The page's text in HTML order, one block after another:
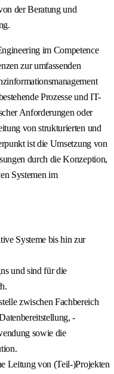
der Beratung und
im Competence
zur umfassenden
Prozesse und IT-
Anforderungen oder
von strukturierten und
ist die Umsetzung von
durch die Konzeption,
Systemen im
Systeme bis hin zur
und sind für die
zwischen Fachbereich
-
sowie die
Leitung von (Teil-)Projekten